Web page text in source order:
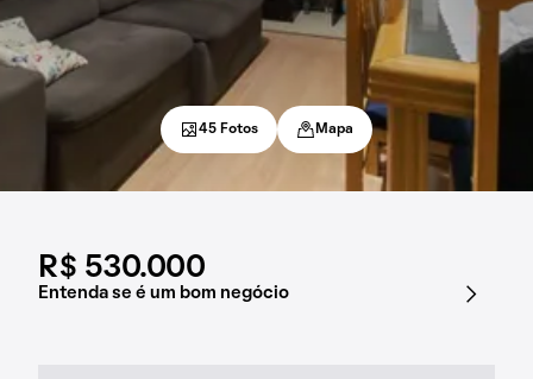
R$ 530.000
Entenda se é um bom negócio
45 Fotos Mapa